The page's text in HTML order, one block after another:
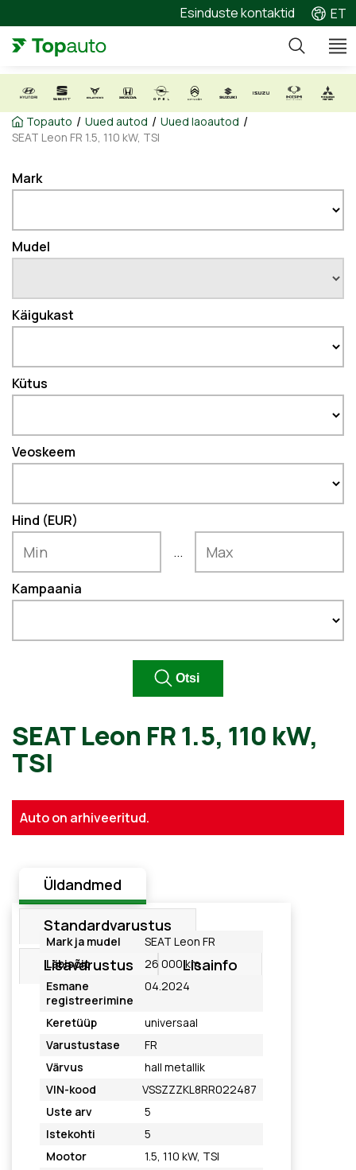
Esinduste kontaktid ET
Topauto / Uued autod / Uued laoautod /
SEAT Leon FR 1.5, 110 kW, TSI
Mark
Mudel
Käigukast
Kütus
Veoskeem
Hind (EUR)
...
Kampaania
SEAT Leon FR 1.5, 110 kW,
TSI
Auto on arhiveeritud.
Üldandmed
Standardvarustus
Lisavarustus Lisainfo
Mark ja mudel
SEAT Leon FR
Läbisõit
26 000 km
Esmane
registreerimine
04.2024
Keretüüp
universaal
Varustustase
FR
Värvus
hall metallik
VIN-kood
VSSZZZKL8RR022487
Uste arv
5
Istekohti
5
Mootor
1.5, 110 kW, TSI